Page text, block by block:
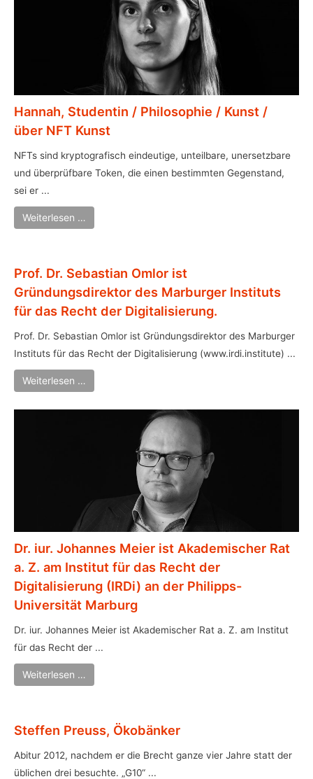
Hannah, Studentin / Philosophie / Kunst /
über NFT Kunst
NFTs sind kryptografisch eindeutige, unteilbare, unersetzbare
und überprüfbare Token, die einen bestimmten Gegenstand,
sei er ...
Weiterlesen …
Prof. Dr. Sebastian Omlor ist
Gründungsdirektor des Marburger Instituts
für das Recht der Digitalisierung.
Prof. Dr. Sebastian Omlor ist Gründungsdirektor des Marburger
Instituts für das Recht der Digitalisierung (www.irdi.institute) ...
Weiterlesen …
Dr. iur. Johannes Meier ist Akademischer Rat
a. Z. am Institut für das Recht der
Digitalisierung (IRDi) an der Philipps-
Universität Marburg
Dr. iur. Johannes Meier ist Akademischer Rat a. Z. am Institut
für das Recht der ...
Weiterlesen …
Steffen Preuss, Ökobänker
Abitur 2012, nachdem er die Brecht ganze vier Jahre statt der
üblichen drei besuchte. „G10“ ...